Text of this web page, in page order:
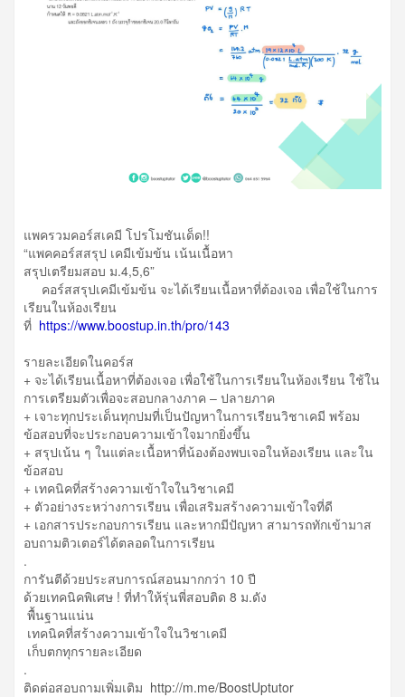
แพครวมคอร์สเคมี โปรโมชันเด็ด!!
“แพคคอร์สสรุป เคมีเข้มข้น เน้นเนื้อหา
สรุปเตรียมสอบ ม.4,5,6”
คอร์สสรุปเคมีเข้มข้น จะได้เรียนเนื้อหาที่ต้องเจอ เพื่อใช้ในการ
เรียนในห้องเรียน
ที่ https://www.boostup.in.th/pro/143
รายละเอียดในคอร์ส
+ จะได้เรียนเนื้อหาที่ต้องเจอ เพื่อใช้ในการเรียนในห้องเรียน ใช้ใน
การเตรียมตัวเพื่อจะสอบกลางภาค – ปลายภาค
+ เจาะทุกประเด็นทุกปมที่เป็นปัญหาในการเรียนวิชาเคมี พร้อม
ข้อสอบที่จะประกอบความเข้าใจมากยิ่งขึ้น
+ สรุปเน้น ๆ ในแต่ละเนื้อหาที่น้องต้องพบเจอในห้องเรียน และใน
ข้อสอบ
+ เทคนิคที่สร้างความเข้าใจในวิชาเคมี
+ ตัวอย่างระหว่างการเรียน เพื่อเสริมสร้างความเข้าใจที่ดี
+ เอกสารประกอบการเรียน และหากมีปัญหา สามารถทักเข้ามาส
อบถามติวเตอร์ได้ตลอดในการเรียน
.
การันตีด้วยประสบการณ์สอนมากกว่า 10 ปี
ด้วยเทคนิคพิเศษ ! ที่ทำให้รุ่นพี่สอบติด 8 ม.ดัง
พื้นฐานแน่น
เทคนิคที่สร้างความเข้าใจในวิชาเคมี
เก็บตกทุกรายละเอียด
.
ติดต่อสอบถามเพิ่มเติม http://m.me/BoostUptutor